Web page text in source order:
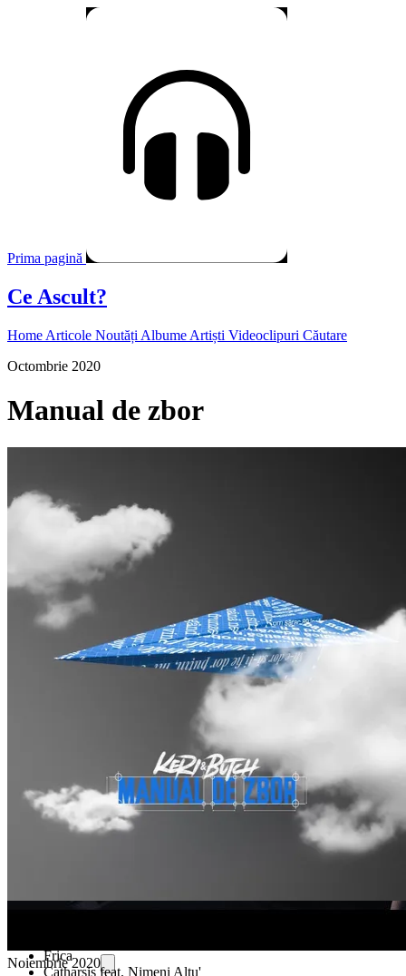
Prima pagină
Ce Ascult?
Home Articole Noutăți Albume Artiști Videoclipuri Căutare
Octombrie 2020
Manual de zbor
Frica
Catharsis feat. Nimeni Altu'
Pagina externă
Pagina externă
Videoclipuri
Noiembrie 2020